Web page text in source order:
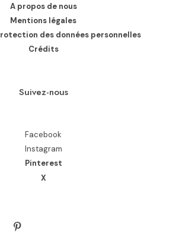
A propos de nous
Mentions légales
des données personnelles
Crédits
Suivez-nous
Facebook
Instagram
Pinterest
X